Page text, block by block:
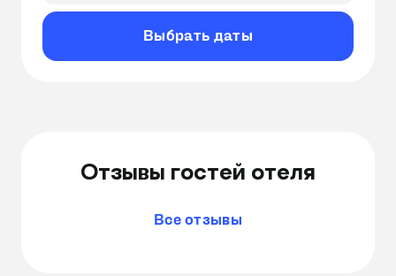
Выбрать даты
Отзывы гостей отеля
Все отзывы